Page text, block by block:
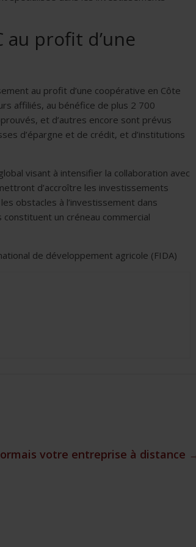
au profit d’une
au profit d’une coopérative en Côte
affiliés, au bénéfice de plus 2 700
et d’autres encore sont prévus
d’épargne et de crédit, et d’institutions
visant à intensifier la collaboration avec
d’accroître les investissements
obstacles à l’investissement dans
un créneau commercial
de développement agricole (FIDA)
votre entreprise à distance